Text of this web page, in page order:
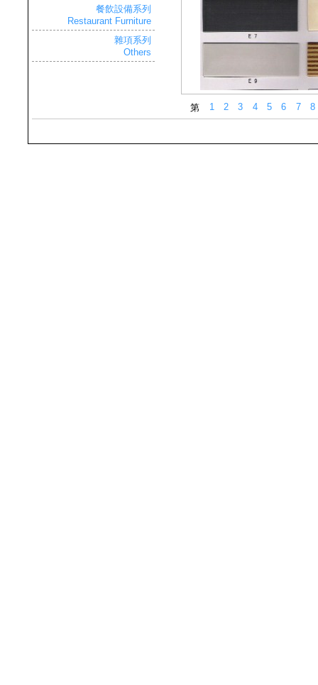
餐飲設備系列
Restaurant Furniture
雜項系列
Others
第 1 2 3 4 5 6 7 8